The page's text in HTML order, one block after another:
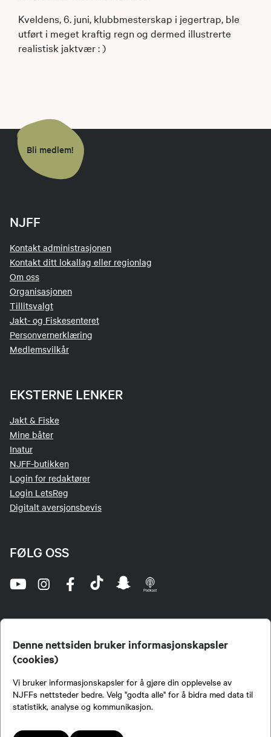
Denne nettsiden bruker informasjonskapsler
(cookies)
Vi bruker informasjonskapsler for å gjøre din opplevelse av
NJFFs nettsteder bedre. Velg "godta alle" for å bidra med data til
statistikk, analyse og kommunikasjon.
Kveldens, 6. juni, klubbmesterskap i jegertrap, ble
utført i meget kraftig regn og dermed illustrerte
realistisk jaktvær : )
Bli medlem!
NJFF
Kontakt administrasjonen
Kontakt ditt lokallag eller regionlag
Om oss
Organisasjonen
Tillitsvalgt
Jakt- og Fiskesenteret
Personvernerklæring
Medlemsvilkår
EKSTERNE LENKER
Jakt & Fiske
Mine båter
Inatur
NJFF-butikken
Login for redaktører
Login LetsReg
Digitalt aversjonsbevis
FØLG OSS
jegere og sportsfiskere og et av de viktigste miljøene for formidling av kunnskap om jakt og
fiske i Norge. Vi er en partipolitisk nøytral organisasjon, men har et sterkt jakt-, fiske-, og
naturpolitisk engasjement i mange saker.
Lokalforeninger tilsluttet Norges Jeger- og Fiskerforbund har ansvar for innhold de